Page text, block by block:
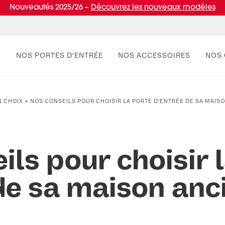
Nouveautés 2025/26 – Découvrez les nouveaux modèles
NOS PORTES D’ENTRÉE
PAR STYLE
Portes d’entrée vitrées
Portes d'entrée pleines
NOS ACCESSOIRES NOS
RÉUSSIR MON PROJET
CHOIX » NOS CONSEILS POUR CHOISIR LA PORTE D’ENTRÉE DE SA
pour choisir
sa maison